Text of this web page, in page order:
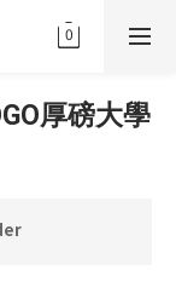
厚磅大學